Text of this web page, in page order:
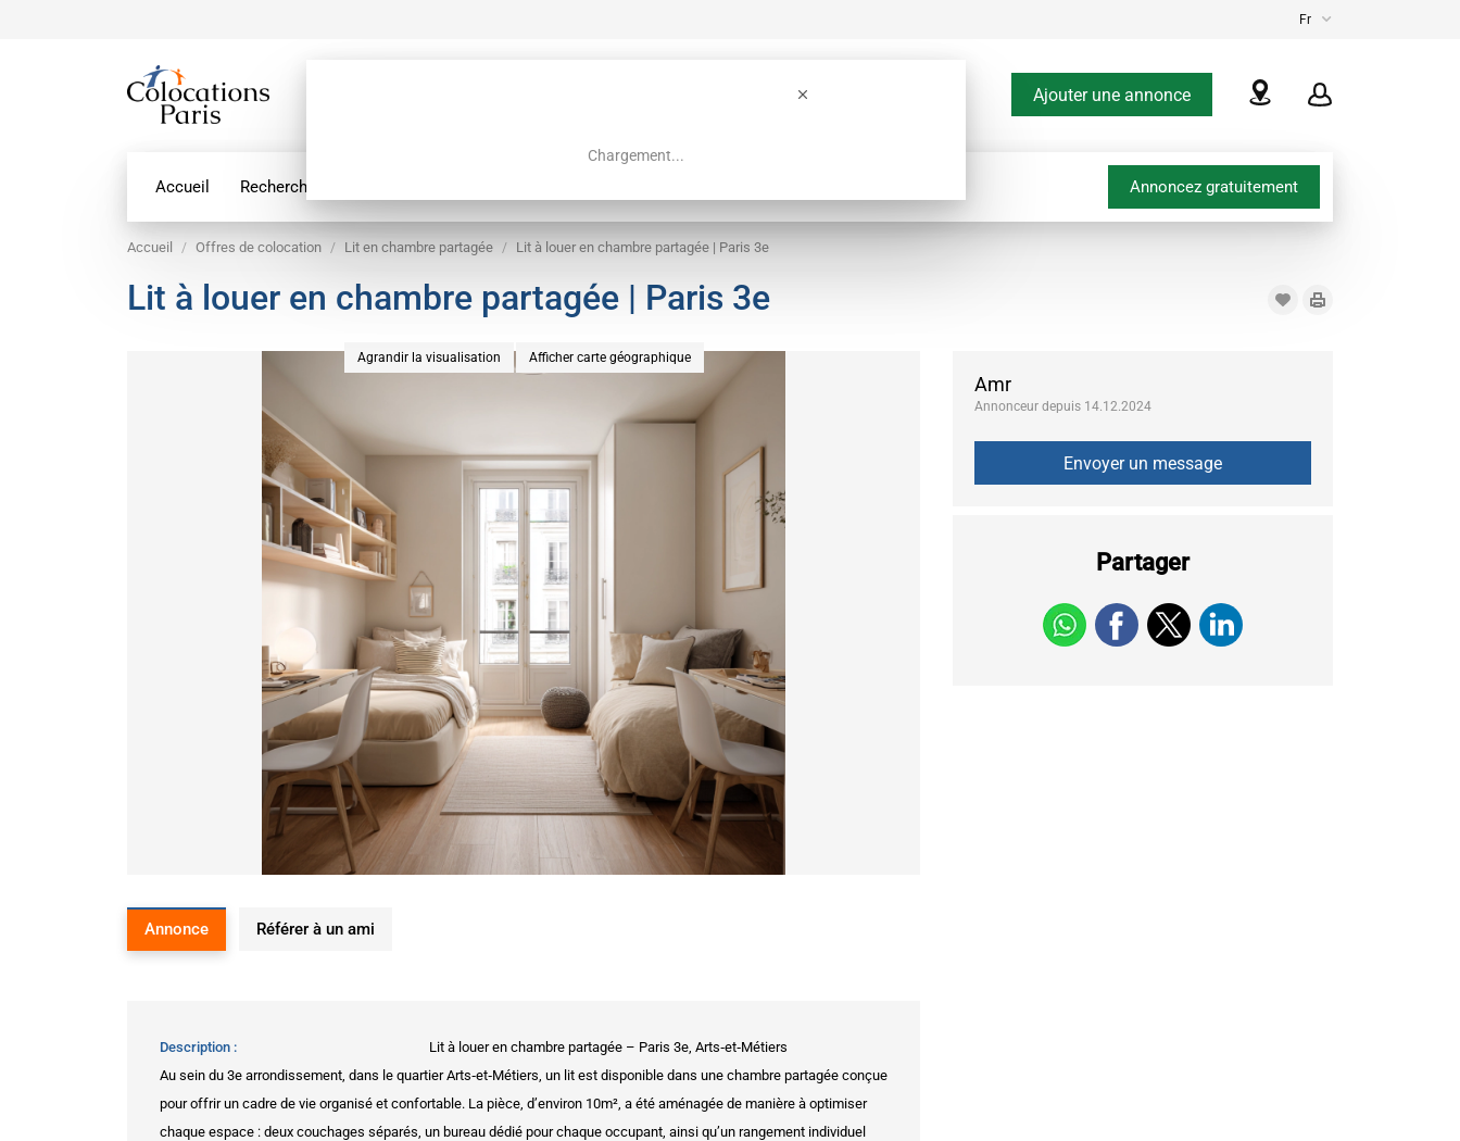
Fr
Chargement...
Ajouter une annonce
Accueil Recherche par géolocalisation Annoncez gratuitement
Accueil Offres de colocation Lit en chambre partagée Lit à louer en chambre partagée | Paris 3e
Lit à louer en chambre partagée | Paris 3e
Amr
Annonceur depuis 14.12.2024
Partager
Agrandir la visualisation Afficher carte géographique
Annonce Référer à un ami
Description
Lit à louer en chambre partagée – Paris 3e, Arts‑et‑Métiers
Au sein du 3e arrondissement, dans le quartier Arts‑et‑Métiers, un lit est disponible dans une chambre partagée conçue
pour offrir un cadre de vie organisé et confortable. La pièce, d’environ 10m², a été aménagée de manière à optimiser
chaque espace : deux couchages séparés, un bureau dédié pour chaque occupant, ainsi qu’un rangement individuel